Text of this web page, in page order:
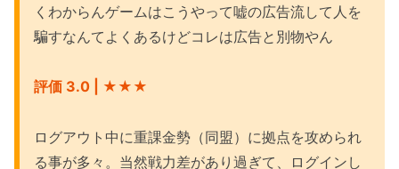
くわからんゲームはこうやって嘘の広告流して人を
騙すなんてよくあるけどコレは広告と別物やん
評価 3.0 | ★★★
ログアウト中に重課金勢（同盟）に拠点を攻められ
る事が多々。当然戦力差があり過ぎて、ログインし